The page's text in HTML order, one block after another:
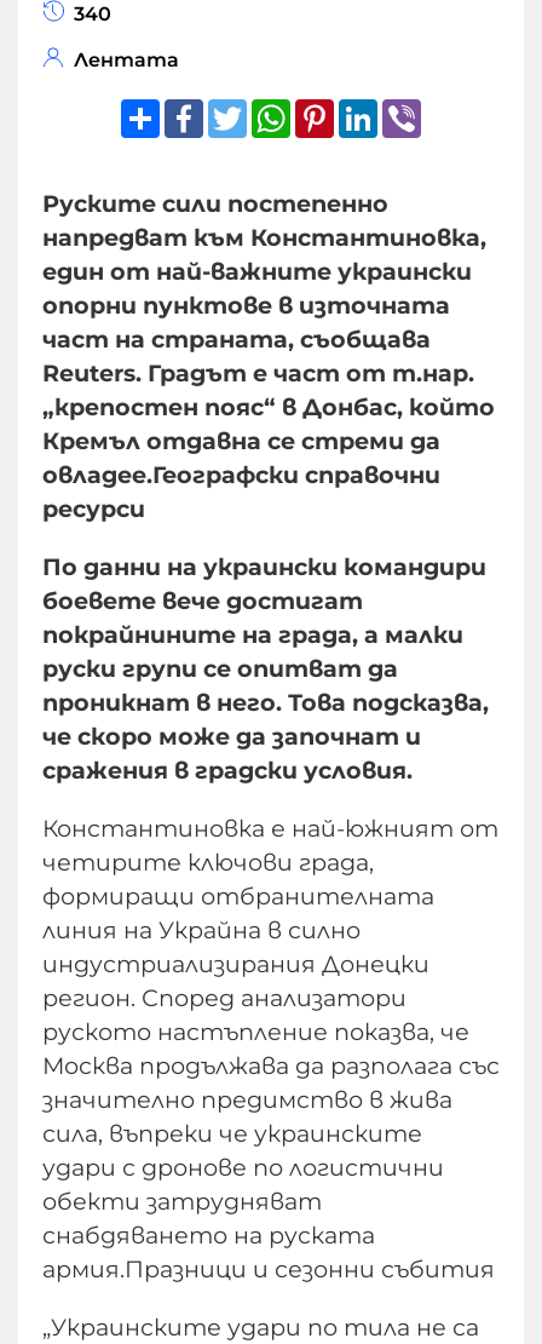
340
Лентата
ShareFacebook
TwitterWhatsApp
Pinterest
LinkedIn
Руските сили постепенно
напредват към Константиновка,
един от най-важните украински
опорни пунктове в източната
част на страната, съобщава
Reuters. Градът е част от т.нар.
„крепостен пояс“ в Донбас, който
Кремъл отдавна се стреми да
овладее.Географски справочни
ресурси
По данни на украински командири
боевете вече достигат
покрайнините на града, а малки
руски групи се опитват да
проникнат в него. Това подсказва,
че скоро може да започнат и
сражения в градски условия.
Константиновка е най-южният от
четирите ключови града,
формиращи отбранителната
линия на Украйна в силно
индустриализирания Донецки
регион. Според анализатори
руското настъпление показва, че
Москва продължава да разполага със
значително предимство в жива
сила, въпреки че украинските
удари с дронове по логистични
обекти затрудняват
снабдяването на руската
армия.Празници и сезонни събития
„Украинските удари по тила не са